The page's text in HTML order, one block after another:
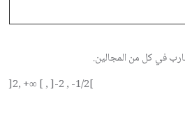
في كل من المجالين.
]2, +∞ [ , ]-2 , -1/2[